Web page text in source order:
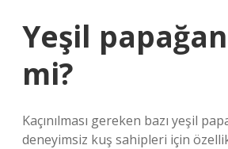
Yeşil
mi?
Kaçınılması gereken bazı yeşil
deneyimsiz kuş sahipleri için